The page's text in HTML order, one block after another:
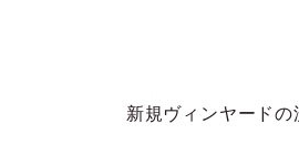
新規ヴィンヤード